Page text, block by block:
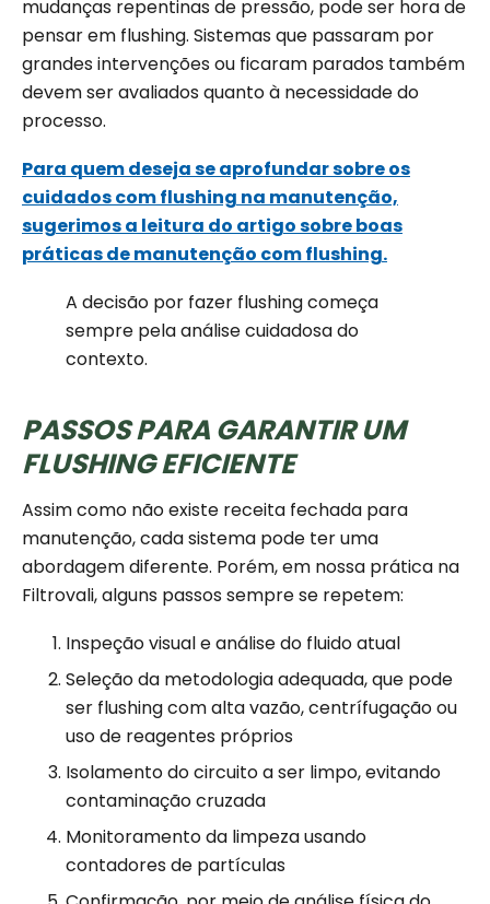
mudanças repentinas de pressão, pode ser hora de
pensar em flushing. Sistemas que passaram por
grandes intervenções ou ficaram parados também
devem ser avaliados quanto à necessidade do
processo.
Para quem deseja se aprofundar sobre os
cuidados com flushing na manutenção,
sugerimos a leitura do artigo sobre boas
práticas de manutenção com flushing.
A decisão por fazer flushing começa
sempre pela análise cuidadosa do
contexto.
PASSOS PARA GARANTIR UM
FLUSHING EFICIENTE
Assim como não existe receita fechada para
manutenção, cada sistema pode ter uma
abordagem diferente. Porém, em nossa prática na
Filtrovali, alguns passos sempre se repetem:
Inspeção visual e análise do fluido atual
Seleção da metodologia adequada, que pode
ser flushing com alta vazão, centrífugação ou
uso de reagentes próprios
Isolamento do circuito a ser limpo, evitando
contaminação cruzada
Monitoramento da limpeza usando
contadores de partículas